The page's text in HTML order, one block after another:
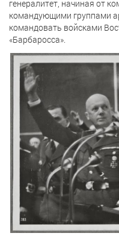
генералитет, начиная от
командующими группами
командовать войсками
«Барбаросса».